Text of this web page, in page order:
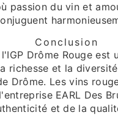
passion du vin et
Conclusion
Drôme Rouge est
richesse et la
Drôme. Les vins
EARL Des
et de la